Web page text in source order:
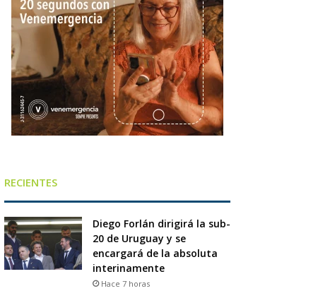
RECIENTES
Diego Forlán dirigirá la sub-
20 de Uruguay y se
encargará de la absoluta
interinamente
Hace 7 horas